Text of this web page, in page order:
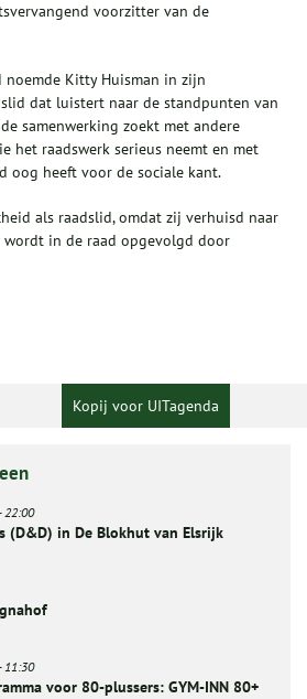
voorzitter van de
noemde Kitty Huisman in zijn
dat luistert naar de standpunten van
samenwerking zoekt met andere
het raadswerk serieus neemt en met
oog heeft voor de sociale kant.
als raadslid, omdat zij verhuisd naar
wordt in de raad opgevolgd door
Kopij voor UITagenda
22:00
(D&D) in De Blokhut van Elsrijk
11:30
voor 80-plussers: GYM-INN 80+